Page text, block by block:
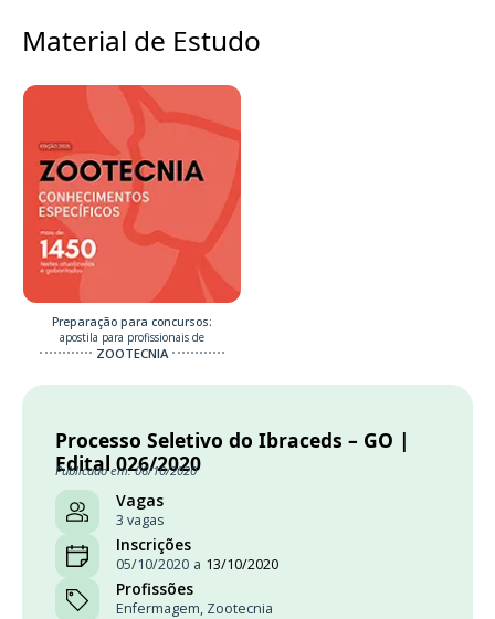
Material de Estudo
Preparação para concursos:
apostila para profissionais de
ZOOTECNIA
Processo Seletivo do Ibraceds – GO |
Edital 026/2020
Publicado em: 06/10/2020
Vagas
3 vagas
Inscrições
05/10/2020 a 13/10/2020
Profissões
Enfermagem, Zootecnia